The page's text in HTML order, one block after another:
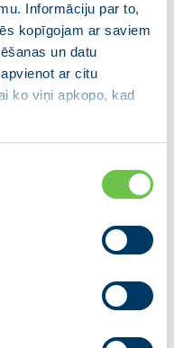
Informāciju par to,
kopīgojam ar saviem
un datu
ar citu
ko viņi apkopo, kad
un
partija” , savukārt ar
sadarbība kā
apvienības
prezidents Krišjānis
preses sekretāre